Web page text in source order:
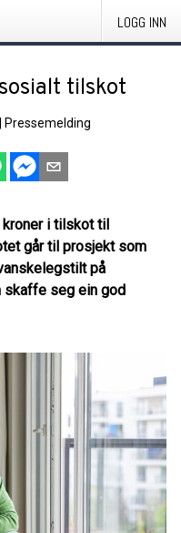
LOGG INN
tilskot
Pressemelding
kroner i tilskot til
går til prosjekt som
på
skaffe seg ein god